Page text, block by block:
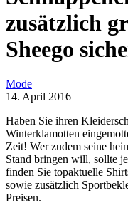
zusätzlich
Sheego
Mode
14. April 2016
Haben Sie ihren
Winterklamotten
Zeit! Wer zudem seine
Stand bringen will, sollte
finden Sie topaktuelle
sowie zusätzlich
Preisen.